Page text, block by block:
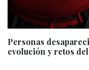
Personas
evolución y retos